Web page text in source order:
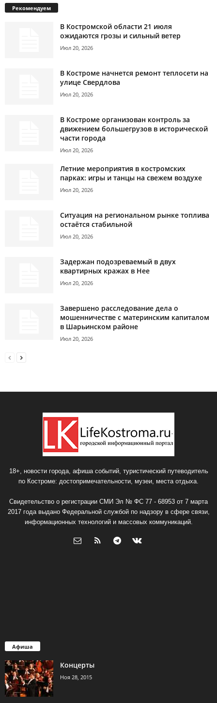
Рекомендуем
В Костромской области 21 июля
ожидаются грозы и сильный ветер
Июл 20, 2026
В Костроме начнется ремонт теплосети на
улице Свердлова
Июл 20, 2026
В Костроме организован контроль за
движением большегрузов в исторической
части города
Июл 20, 2026
Летние мероприятия в костромских
парках: игры и танцы на свежем воздухе
Июл 20, 2026
Ситуация на региональном рынке топлива
остаётся стабильной
Июл 20, 2026
Задержан подозреваемый в двух
квартирных кражах в Нее
Июл 20, 2026
Завершено расследование дела о
мошенничестве с материнским капиталом
в Шарьинском районе
Июл 20, 2026
18+, новости города, афиша событий, туристический путеводитель
по Костроме: достопримечательности, музеи, места отдыха.
Свидетельство о регистрации СМИ Эл № ФС 77 - 68953 от 7 марта
2017 года выдано Федеральной службой по надзору в сфере связи,
информационных технологий и массовых коммуникаций.
Афиша
Концерты
Ноя 28, 2015